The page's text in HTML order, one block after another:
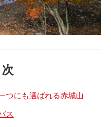
次
つにも選ばれる赤城山
ス